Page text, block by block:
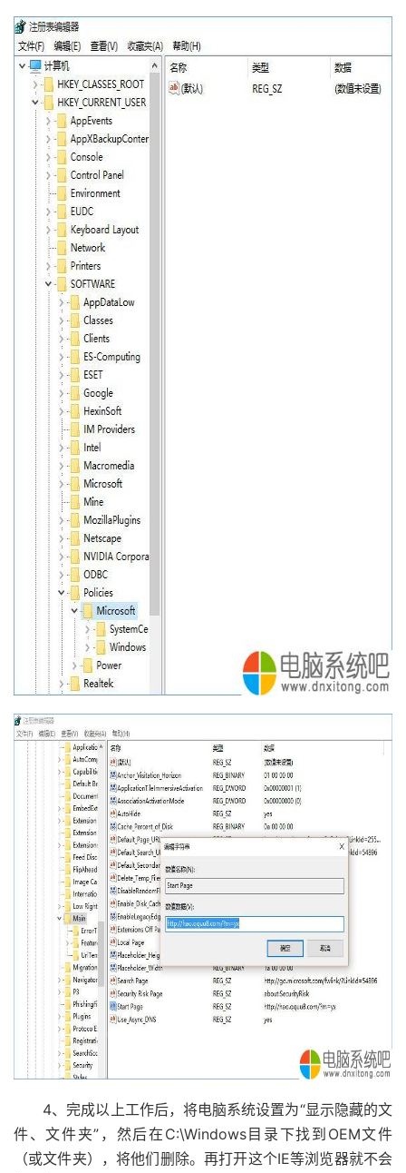
4、完成以上工作后，将电脑系统设置为“显示隐藏的文
件、文件夹”，然后在C:\Windows目录下找到OEM文件
（或文件夹），将他们删除。再打开这个IE等浏览器就不会